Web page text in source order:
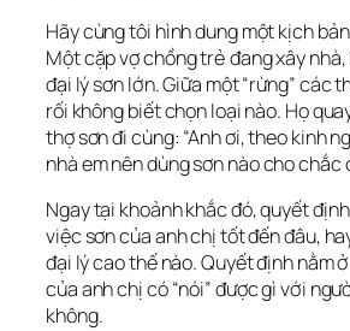
Hãy cùng tôi hình dung một kịch
Một cặp vợ chồng trẻ đang xây
đại lý sơn lớn. Giữa một “rừng” các
rối không biết chọn loại nào. Họ
thợ sơn đi cùng: “Anh ơi, theo kinh
nhà em nên dùng sơn nào cho chắc
Ngay tại khoảnh khắc đó, quyết
việc sơn của anh chị tốt đến đâu,
đại lý cao thế nào. Quyết định nằm
của anh chị có “nói” được gì với
không.